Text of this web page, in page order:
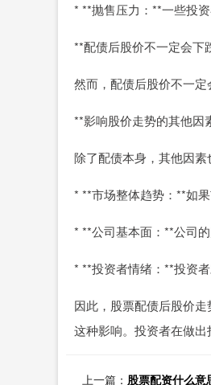
* **抛售压力：**一些投
**配债后股价不一定会下
然而，配债后股价不一定
**影响股价走势的其他因
除了配债本身，其他因素
* **市场整体趋势：**如
* **公司基本面：**公司
* **投资者情绪：**投资
因此，股票配债后股价
这种影响。投资者在做出
上一篇： 股票配资什么